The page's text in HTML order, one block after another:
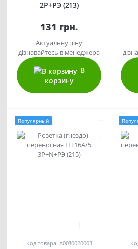
2Р+РЭ (213)
131 грн.
Актуальну ціну
дізнавайтесь в менеджера
В
корзину
Популярный
Код товара: A0080020003